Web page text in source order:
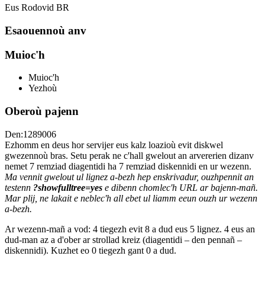
Eus Rodovid BR
Esaouennoù anv
Muioc'h
Muioc'h
Yezhoù
Oberoù pajenn
Den:1289006
Ezhomm en deus hor servijer eus kalz loazioù evit diskwel
gwezennoù bras. Setu perak ne c'hall gwelout an arvererien dizanv
nemet 7 remziad diagentidi ha 7 remziad diskennidi en ur wezenn.
Ma vennit gwelout ul lignez a-bezh hep enskrivadur, ouzhpennit an
testenn ?showfulltree=yes e dibenn chomlec'h URL ar bajenn-mañ.
Mar plij, ne lakait e neblec'h all ebet ul liamm eeun ouzh ur wezenn
a-bezh.
Ar wezenn-mañ a vod: 4 tiegezh evit 8 a dud eus 5 lignez. 4 eus an
dud-man az a d'ober ar strollad kreiz (diagentidi – den pennañ –
diskennidi). Kuzhet eo 0 tiegezh gant 0 a dud.